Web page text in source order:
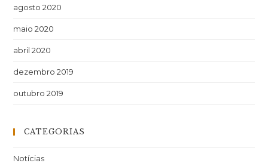
agosto 2020
maio 2020
abril 2020
dezembro 2019
outubro 2019
CATEGORIAS
Notícias